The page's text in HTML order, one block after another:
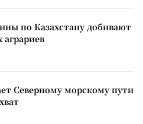
по Казахстану добивают
аграриев
Северному морскому пути